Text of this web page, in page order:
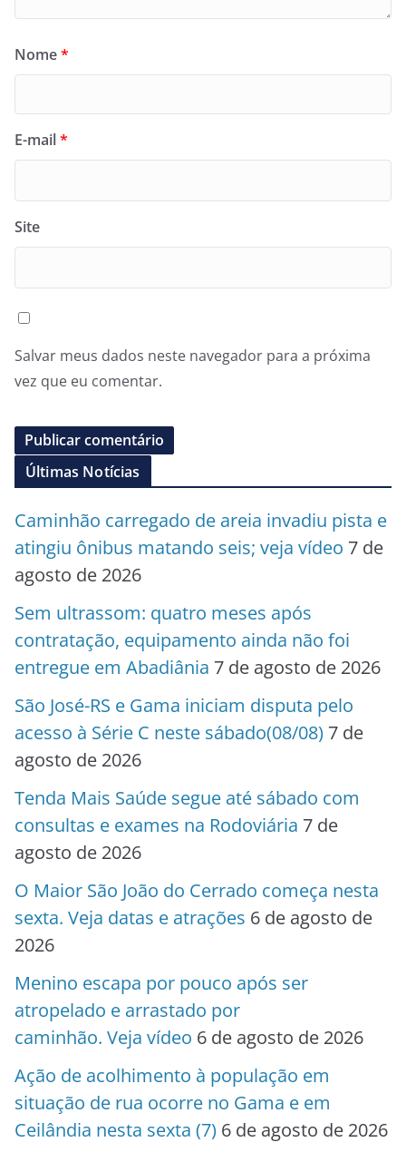
Nome*
E-mail*
Site
Salvar meus dados neste navegador para a próxima
vez que eu comentar.
Últimas Notícias
Caminhão carregado de areia invadiu pista e
atingiu ônibus matando seis; veja vídeo 7 de
agosto de 2026
Sem ultrassom: quatro meses após
contratação, equipamento ainda não foi
entregue em Abadiânia 7 de agosto de 2026
São José-RS e Gama iniciam disputa pelo
acesso à Série C neste sábado(08/08) 7 de
agosto de 2026
Tenda Mais Saúde segue até sábado com
consultas e exames na Rodoviária 7 de
agosto de 2026
O Maior São João do Cerrado começa nesta
sexta. Veja datas e atrações 6 de agosto de
2026
Menino escapa por pouco após ser
atropelado e arrastado por
caminhão. Veja vídeo 6 de agosto de 2026
Ação de acolhimento à população em
situação de rua ocorre no Gama e em
Ceilândia nesta sexta (7) 6 de agosto de 2026